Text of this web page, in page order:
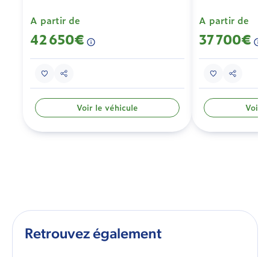
A partir de
42 650€
Voir le véhicule
A partir de
37 700€
Voir
Retrouvez également